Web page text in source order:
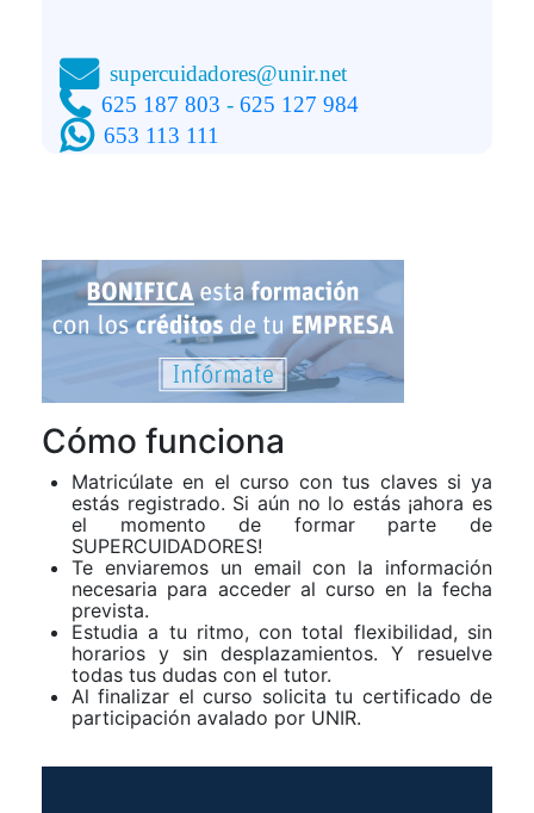
supercuidadores@unir.net
625 187 803 - 625 127 984
653 113 111
Cómo funciona
Matricúlate en el curso con tus claves si ya
estás registrado. Si aún no lo estás ¡ahora es
el momento de formar parte de
SUPERCUIDADORES!
Te enviaremos un email con la información
necesaria para acceder al curso en la fecha
prevista.
Estudia a tu ritmo, con total flexibilidad, sin
horarios y sin desplazamientos. Y resuelve
todas tus dudas con el tutor.
Al finalizar el curso solicita tu certificado de
participación avalado por UNIR.